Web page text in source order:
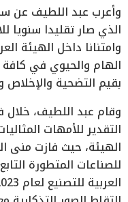
وأعرب عبد اللطيف عن
الذي صار تقليدا سنويا
وامتنانا داخل الهيئة
الهام والحيوي في كافة
بقيم التضحية والإخلاص
وقام عبد اللطيف، خلال
التقدير للأمهات
الهيئة، حيث فازت منى
للصناعات المتطورة